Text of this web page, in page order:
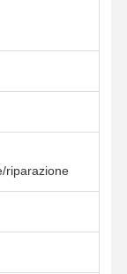
riparazione